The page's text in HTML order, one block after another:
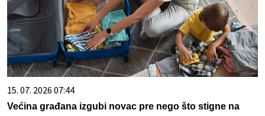
15. 07. 2026 07:44
Većina građana izgubi novac pre nego što stigne na